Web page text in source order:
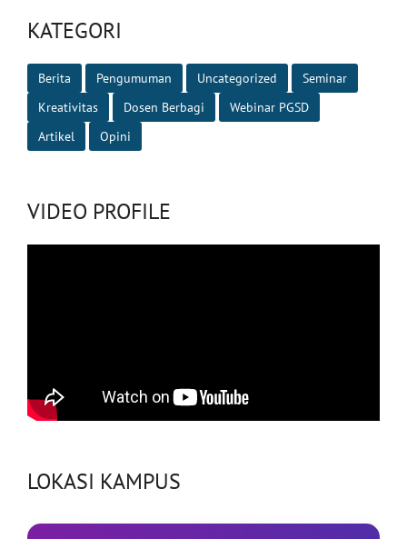
KATEGORI
Berita Pengumuman Uncategorized
Seminar
Kreativitas
Dosen Berbagi
Webinar PGSD
Artikel
Opini
VIDEO PROFILE
LOKASI KAMPUS